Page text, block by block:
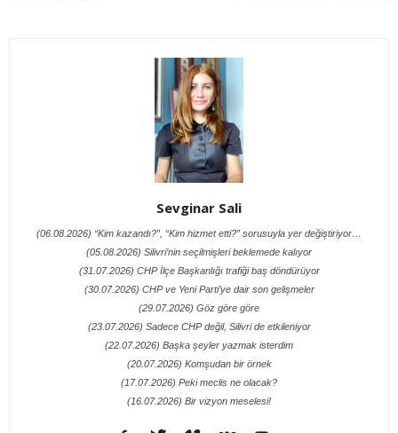
Sevginar Sali
(06.08.2026) “Kim kazandı?”, “Kim hizmet etti?” sorusuyla yer değiştiriyor…
(05.08.2026) Silivri’nin seçilmişleri beklemede kalıyor
(31.07.2026) CHP İlçe Başkanlığı trafiği baş döndürüyor
(30.07.2026) CHP ve Yeni Parti’ye dair son gelişmeler
(29.07.2026) Göz göre göre
(23.07.2026) Sadece CHP değil, Silivri de etkileniyor
(22.07.2026) Başka şeyler yazmak isterdim
(20.07.2026) Komşudan bir örnek
(17.07.2026) Peki meclis ne olacak?
(16.07.2026) Bir vizyon meselesi!